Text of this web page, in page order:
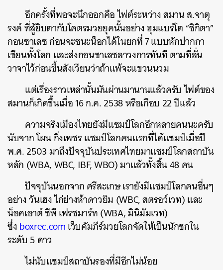
อีกครั้งที่พอจะนึกออกคือ ไฟต์ระหว่าง สมาน ส.จาตุ
รงค์ ที่สู้ยิบตากับโคตรมวยยุคนั้นอย่าง ฮุมแบร์โต “ชิกิตา”
กอนซาเลซ ก่อนจะชนะน็อกได้ในยกที่ 7 แบบหักปากกา
เซียนทั้งโลก และส่งกอนซาเลซลาวงการทันที ตามที่ลั่น
วาจาไว้ก่อนขึ้นสังเวียนว่าถ้าแพ้จะแขวนนวม
แต่เรื่องราวเหล่านั้นมันผ่านมานานแล้วครับ ไฟต์ของ
สมานก็เกิดขึ้นเมื่อ 16 ก.ค. 2538 หรือเกือบ 22 ปีแล้ว
ความจริงเมืองไทยยังมีแชมป์โลกอีกหลายคนนะครับ
นับจาก โผน กิ่งเพชร แชมป์โลกคนแรกที่ได้แชมป์เมื่อปี
พ.ศ. 2503 มาถึงปัจจุบันประเทศไทยมาแชมป์โลกสถาบัน
หลัก (WBA, WBC, IBF, WBO) มาแล้วทั้งสิ้น 48 คน
ปัจจุบันนอกจาก ศรีสะเกษ เรายังมีแชมป์โลกคนอื่นๆ
อย่าง วันเฮง ไก่ย่างห้าดาวยิม (WBC, สตรอว์เวท) และ
น็อคเอาต์ ซีพี เฟรชมาร์ท (WBA, มินิมัมเวท)
ซึ่งboxrec.comเว็บคัมภีร์มวยโลกจัดให้เป็นนักชกใน
ระดับ 5 ดาว
ไม่นับแชมป์สถาบันรองที่มีอีกไม่น้อย